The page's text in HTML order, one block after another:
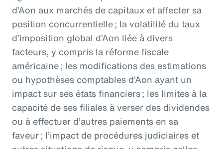
d’Aon aux marchés de capitaux et affecter sa
position concurrentielle ; la volatilité du taux
d’imposition global d’Aon liée à divers
facteurs, y compris la réforme fiscale
américaine ; les modifications des estimations
ou hypothèses comptables d’Aon ayant un
impact sur ses états financiers ; les limites à la
capacité de ses filiales à verser des dividendes
ou à effectuer d’autres paiements en sa
faveur ; l’impact de procédures judiciaires et